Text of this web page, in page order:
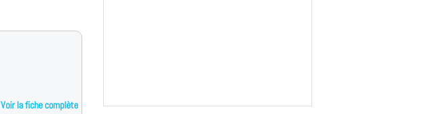
Voir la fiche complète